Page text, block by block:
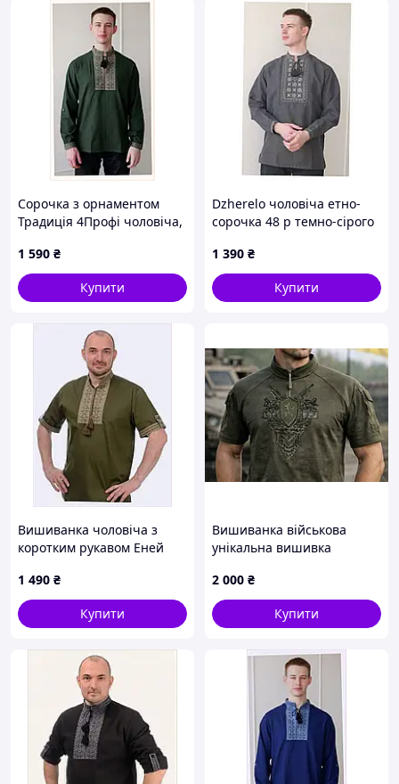
Сорочка з орнаментом
Традиція 4Профі чоловіча,
1 590 ₴
Купити
Dzherelo чоловіча етно-
сорочка 48 р темно-сірого
1 390 ₴
Купити
Вишиванка чоловіча з
коротким рукавом Еней
1 490 ₴
Купити
Вишиванка військова
унікальна вишивка
2 000 ₴
Купити